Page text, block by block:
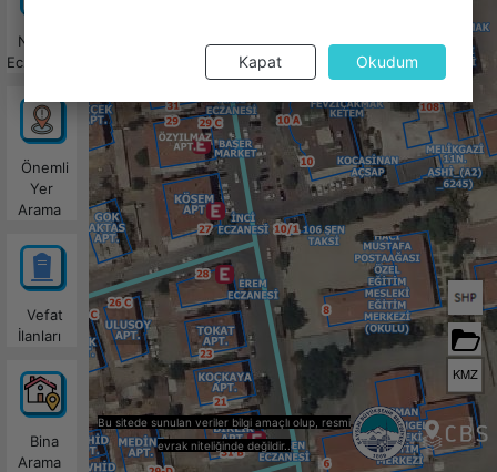
Nöbetçi
Eczaneler
Önemli
Yer
Arama
Vefat
İlanları
Bina
Arama
KMZ
Bu sitede sunulan veriler bilgi amaçlı olup, resmi
evrak niteliğinde değildir..
Kapat Okudum